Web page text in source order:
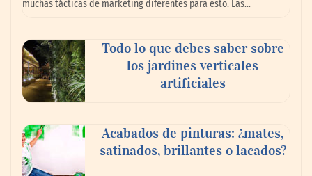
muchas tácticas de marketing diferentes para esto. Las…
Todo lo que debes saber sobre
los jardines verticales
artificiales
Acabados de pinturas: ¿mates,
satinados, brillantes o lacados?